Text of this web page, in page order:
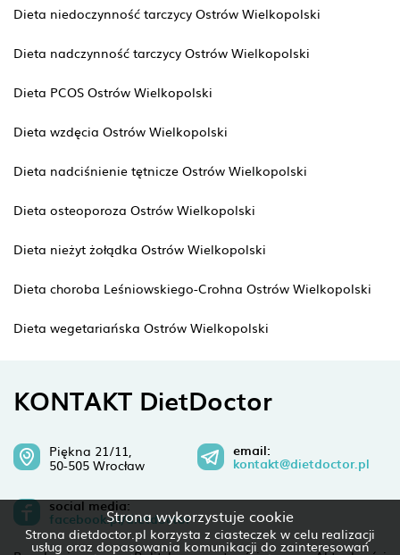
Strona wykorzystuje cookie
Strona dietdoctor.pl korzysta z ciasteczek w celu realizacji
usług oraz dopasowania komunikacji do zainteresowań
Dieta niedoczynność tarczycy Ostrów Wielkopolski
Dieta nadczynność tarczycy Ostrów Wielkopolski
Dieta PCOS Ostrów Wielkopolski
Dieta wzdęcia Ostrów Wielkopolski
Dieta nadciśnienie tętnicze Ostrów Wielkopolski
Dieta osteoporoza Ostrów Wielkopolski
Dieta nieżyt żołądka Ostrów Wielkopolski
Dieta choroba Leśniowskiego-Crohna Ostrów Wielkopolski
Dieta wegetariańska Ostrów Wielkopolski
KONTAKT DietDoctor
Piękna 21/11,
50-505 Wrocław
email:
kontakt@dietdoctor.pl
social media:
facebook.pl/dietdoctor